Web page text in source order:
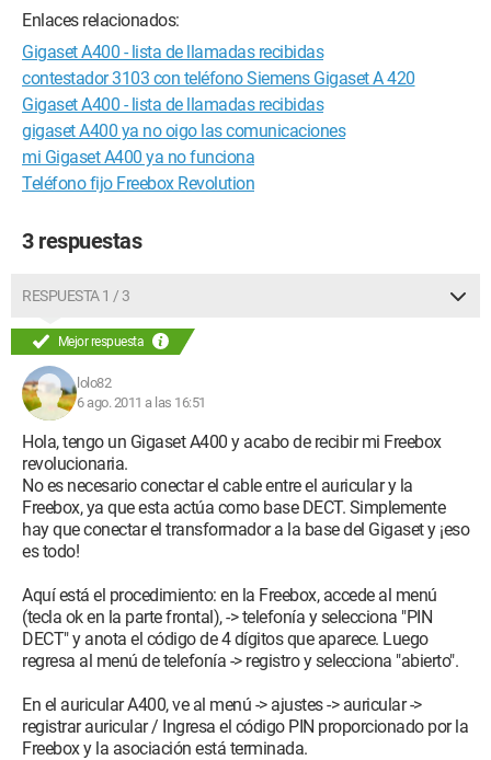
Enlaces relacionados:
Gigaset A400 - lista de llamadas recibidas
contestador 3103 con teléfono Siemens Gigaset A 420
Gigaset A400 - lista de llamadas recibidas
gigaset A400 ya no oigo las comunicaciones
mi Gigaset A400 ya no funciona
Teléfono fijo Freebox Revolution
3 respuestas
RESPUESTA 1 / 3
Mejor respuesta
lolo82
6 ago. 2011 a las 16:51
Hola, tengo un Gigaset A400 y acabo de recibir mi Freebox
revolucionaria.
No es necesario conectar el cable entre el auricular y la
Freebox, ya que esta actúa como base DECT. Simplemente
hay que conectar el transformador a la base del Gigaset y ¡eso
es todo!
Aquí está el procedimiento: en la Freebox, accede al menú
(tecla ok en la parte frontal), -> telefonía y selecciona "PIN
DECT" y anota el código de 4 dígitos que aparece. Luego
regresa al menú de telefonía -> registro y selecciona "abierto".
En el auricular A400, ve al menú -> ajustes -> auricular ->
registrar auricular / Ingresa el código PIN proporcionado por la
Freebox y la asociación está terminada.